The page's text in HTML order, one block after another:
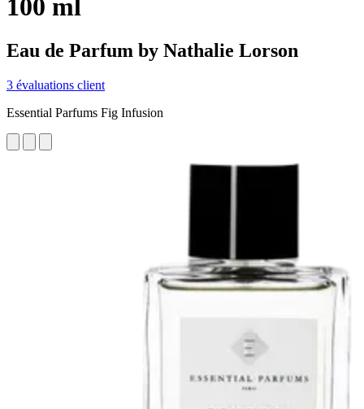
100 ml
Eau de Parfum by Nathalie Lorson
3 évaluations client
Essential Parfums Fig Infusion